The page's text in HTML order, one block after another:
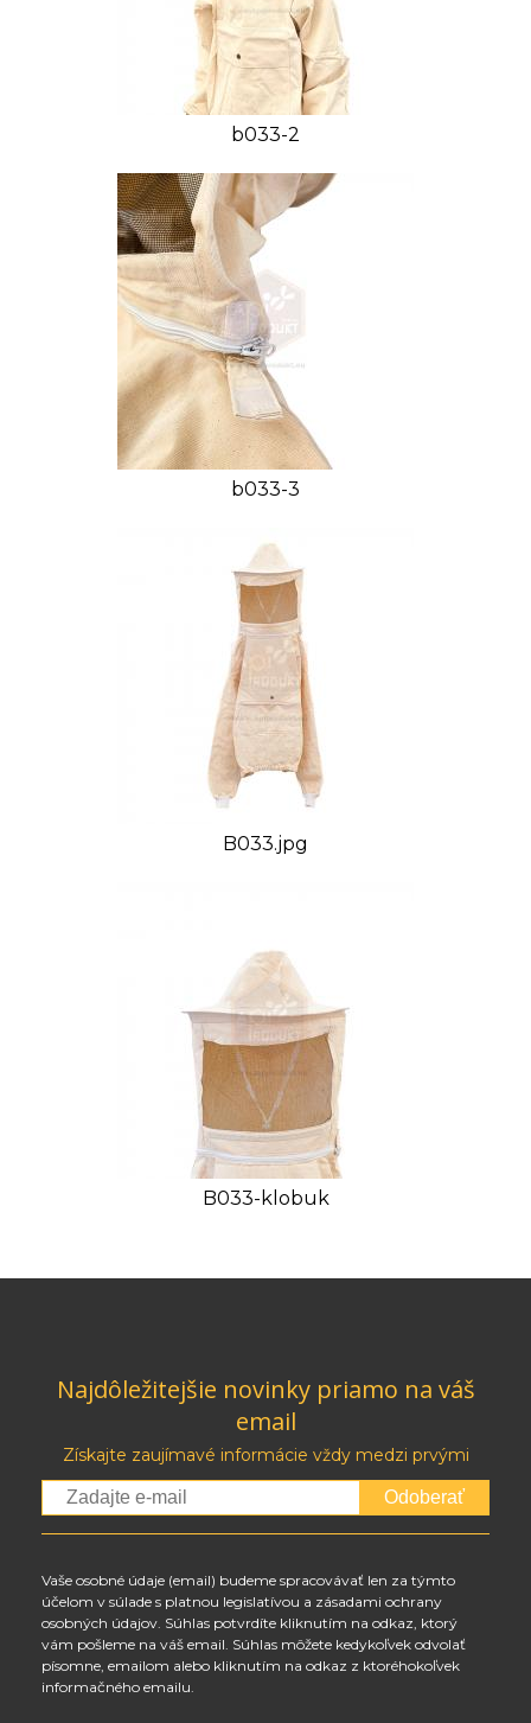
b033-2
b033-3
B033.jpg
B033-klobuk
Najdôležitejšie novinky priamo na váš
email
Získajte zaujímavé informácie vždy medzi prvými
Odoberať
Vaše osobné údaje (email) budeme spracovávať len za týmto
účelom v súlade s platnou legislatívou a zásadami ochrany
osobných údajov. Súhlas potvrdíte kliknutím na odkaz, ktorý
vám pošleme na váš email. Súhlas môžete kedykoľvek odvolať
písomne, emailom alebo kliknutím na odkaz z ktoréhokoľvek
informačného emailu.